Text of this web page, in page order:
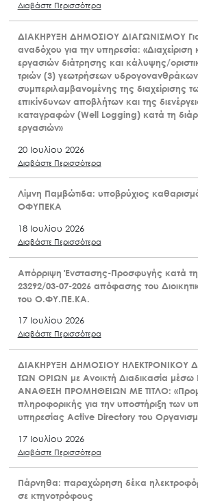
Διαβάστε Περισσότερα
ΔΙΑΚΗΡΥΞΗ ΔΗΜΟΣΙΟΥ ΔΙΑΓΩΝΙΣΜΟΥ Για
αναδόχου για την υπηρεσία: «Διαχείριση
εργασιών διάτρησης και κάλυψης/
τριών (3) γεωτρήσεων υδρογονανθράκων,
συμπεριλαμβανομένης της διαχείρισης
επικίνδυνων αποβλήτων και της
καταγραφών (Well Logging) κατά τη
εργασιών»
20 Ιουλίου 2026
Διαβάστε Περισσότερα
Λίμνη Παμβώτιδα: υποβρύχιος
ΟΦΥΠΕΚΑ
18 Ιουλίου 2026
Διαβάστε Περισσότερα
Απόρριψη Ένστασης-Προσφυγής κατά
23292/03-07-2026 απόφασης του
του Ο.ΦΥ.ΠΕ.ΚΑ.
17 Ιουλίου 2026
Διαβάστε Περισσότερα
ΔΙΑΚΗΡΥΞΗ ΔΗΜΟΣΙΟΥ ΗΛΕΚΤΡΟΝΙΚΟΥ
ΤΩΝ ΟΡΙΩΝ με Ανοικτή Διαδικασία μέσω
ΑΝΑΘΕΣΗ ΠΡΟΜΗΘΕΙΩΝ ΜΕ ΤΙΤΛΟ:
πληροφορικής για την υποστήριξη των
υπηρεσίας Active Directory του
17 Ιουλίου 2026
Διαβάστε Περισσότερα
Πάρνηθα: παραχώρηση δέκα
σε κτηνοτρόφους